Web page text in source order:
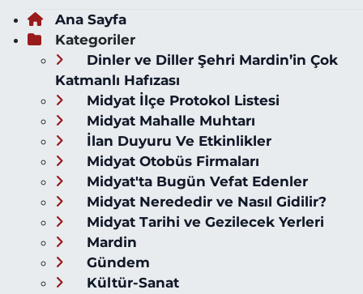
Ana Sayfa
Kategoriler
Dinler ve Diller Şehri Mardin’in Çok
Katmanlı Hafızası
Midyat İlçe Protokol Listesi
Midyat Mahalle Muhtarı
İlan Duyuru Ve Etkinlikler
Midyat Otobüs Firmaları
Midyat'ta Bugün Vefat Edenler
Midyat Nerededir ve Nasıl Gidilir?
Midyat Tarihi ve Gezilecek Yerleri
Mardin
Gündem
Kültür-Sanat